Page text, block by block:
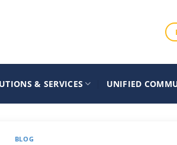
& SERVICES UNIFIED
BLOG